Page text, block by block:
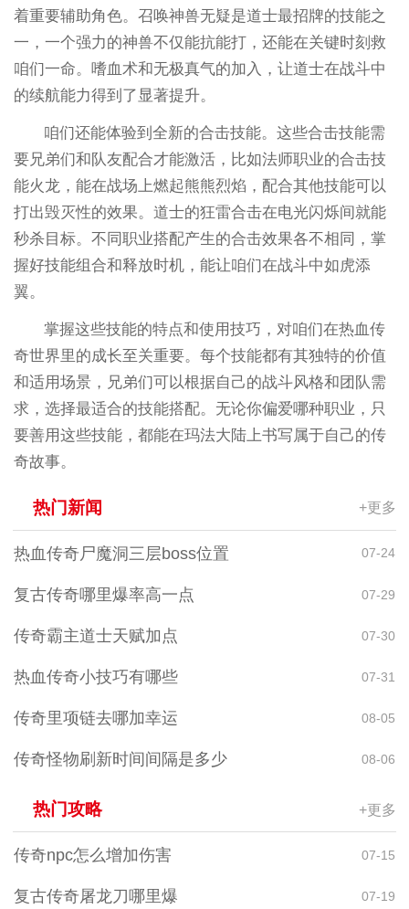
着重要辅助角色。召唤神兽无疑是道士最招牌的技能之
一，一个强力的神兽不仅能抗能打，还能在关键时刻救
咱们一命。嗜血术和无极真气的加入，让道士在战斗中
的续航能力得到了显著提升。
咱们还能体验到全新的合击技能。这些合击技能需
要兄弟们和队友配合才能激活，比如法师职业的合击技
能火龙，能在战场上燃起熊熊烈焰，配合其他技能可以
打出毁灭性的效果。道士的狂雷合击在电光闪烁间就能
秒杀目标。不同职业搭配产生的合击效果各不相同，掌
握好技能组合和释放时机，能让咱们在战斗中如虎添
翼。
掌握这些技能的特点和使用技巧，对咱们在热血传
奇世界里的成长至关重要。每个技能都有其独特的价值
和适用场景，兄弟们可以根据自己的战斗风格和团队需
求，选择最适合的技能搭配。无论你偏爱哪种职业，只
要善用这些技能，都能在玛法大陆上书写属于自己的传
奇故事。
热门新闻 +更多
热血传奇尸魔洞三层boss位置 07-24
复古传奇哪里爆率高一点 07-29
传奇霸主道士天赋加点 07-30
热血传奇小技巧有哪些 07-31
传奇里项链去哪加幸运 08-05
传奇怪物刷新时间间隔是多少 08-06
热门攻略 +更多
传奇npc怎么增加伤害 07-15
复古传奇屠龙刀哪里爆 07-19